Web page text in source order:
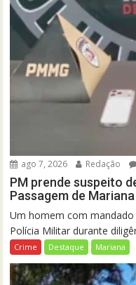
ago 7, 2026 Redação
PM prende suspeito
Passagem de Mariana
Um homem com
Polícia Militar durante
Crime Destaque Mariana